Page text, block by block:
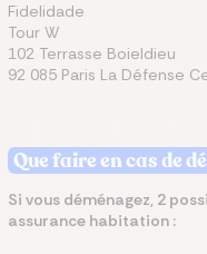
Fidelidade
Tour W
102 Terrasse Boieldieu
92 085 Paris La Défense
Que faire en cas de
Si vous déménagez, 2
assurance habitation :